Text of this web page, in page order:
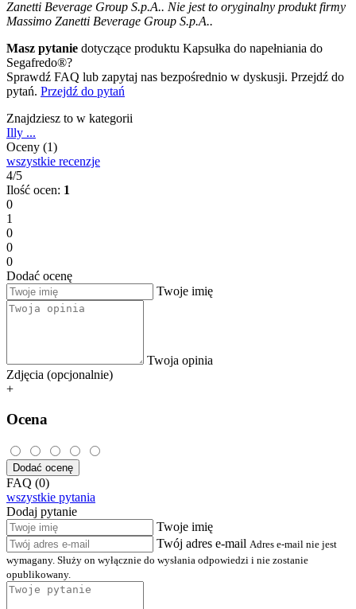
Zanetti Beverage Group S.p.A.. Nie jest to oryginalny produkt firmy
Massimo Zanetti Beverage Group S.p.A..
Masz pytanie dotyczące produktu Kapsułka do napełniania do
Segafredo®?
Sprawdź FAQ lub zapytaj nas bezpośrednio w dyskusji. Przejdź do
pytań. Przejdź do pytań
Znajdziesz to w kategorii
Illy ...
Oceny (1)
wszystkie recenzje
4/5
Ilość ocen: 1
0
1
0
0
0
Dodać ocenę
Twoje imię
Twoja opinia
Zdjęcia (opcjonalnie)
+
Ocena
Dodać ocenę
FAQ (0)
wszystkie pytania
Dodaj pytanie
Twoje imię
Twój adres e-mail Adres e-mail nie jest
wymagany. Służy on wyłącznie do wysłania odpowiedzi i nie zostanie
opublikowany.